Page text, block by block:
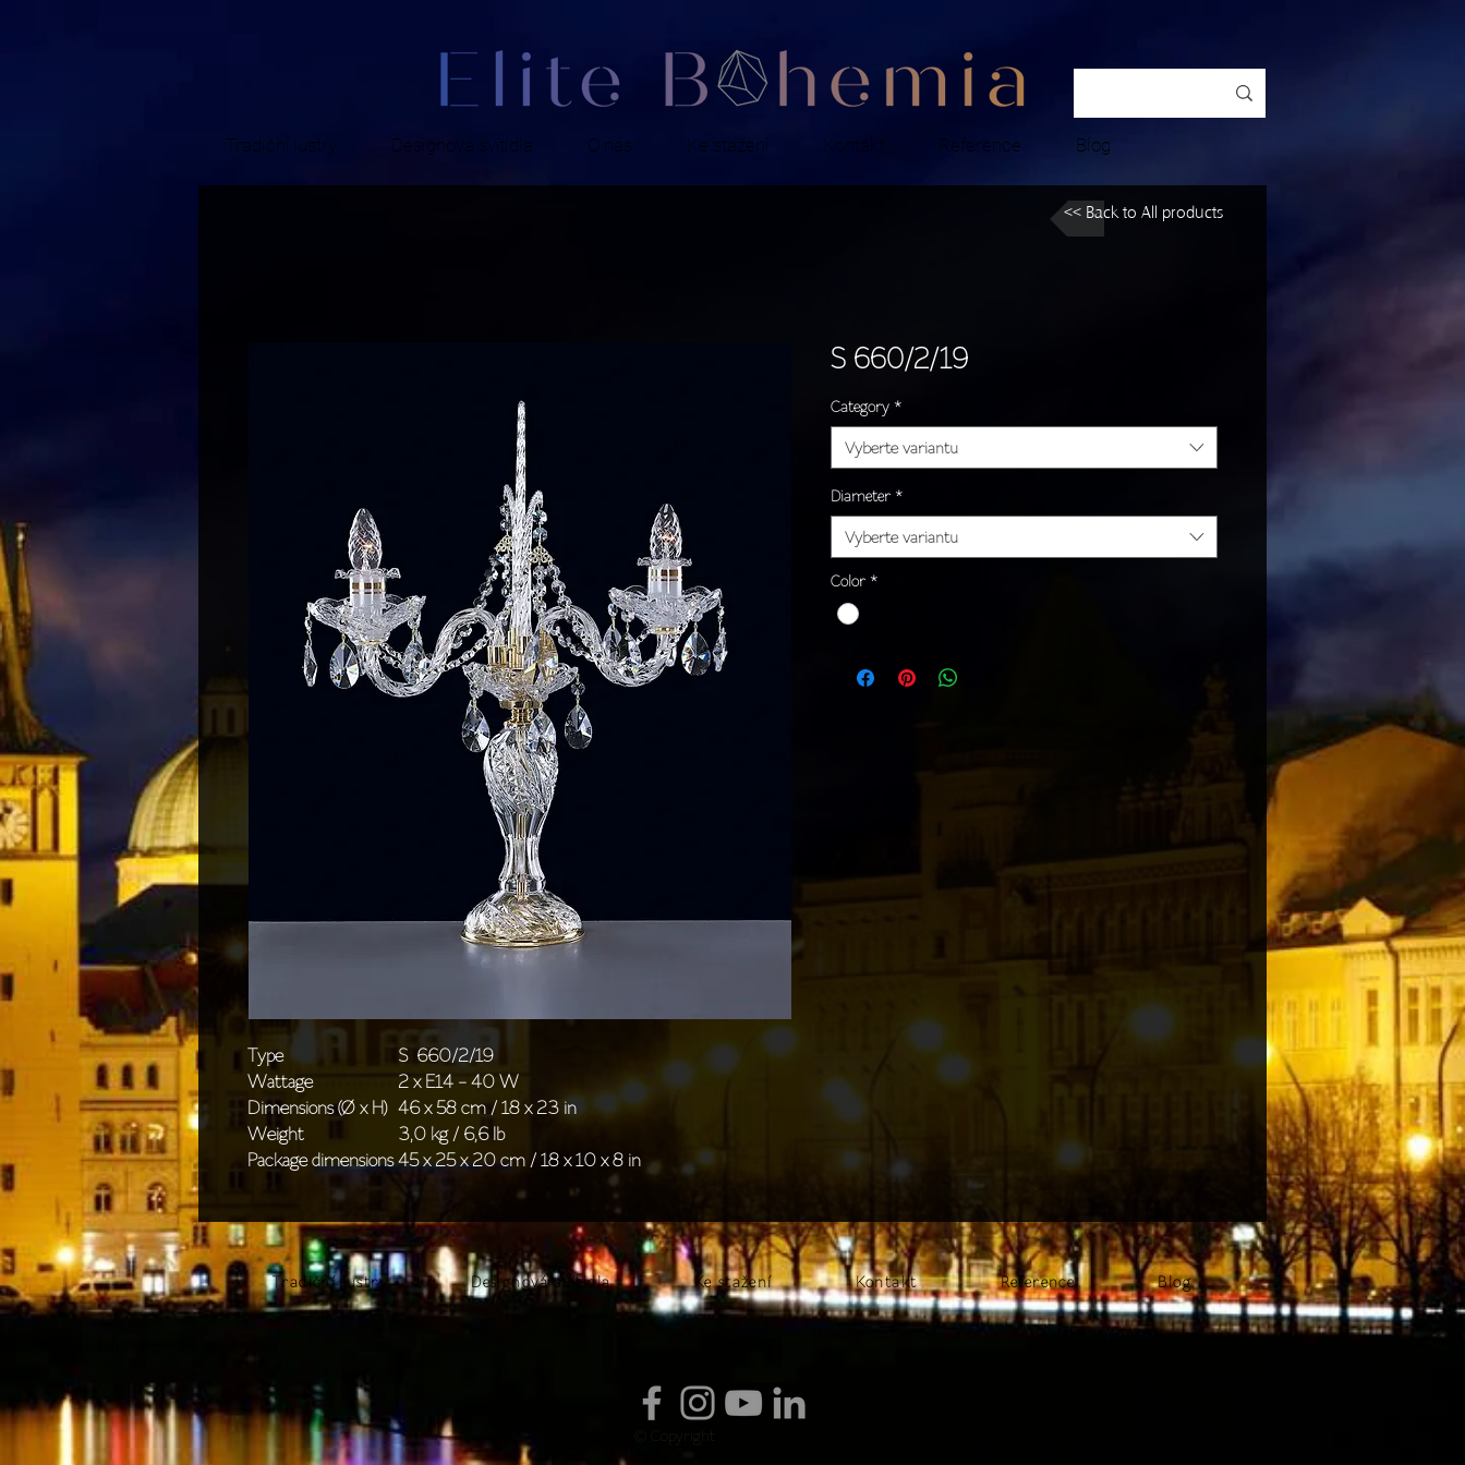
Tradiční lustry Designová svítidla O nás Ke stažení Kontakt Reference Blog
Type
S 660/2/19
Wattage
2 x E14 - 40 W
Dimensions (Ø x H) 46 x 58 cm / 18 x 23 in
Weight
3,0 kg / 6,6 lb
Package dimensions45 x 25 x 20 cm / 18 x 10 x 8 in
S 660/2/19
Category *
Vyberte variantu
Diameter *
Vyberte variantu
Color *
<< Back to All products
Tradiční lustry Designová svítidla Ke stažení Kontakt Reference Blog
© Copyright